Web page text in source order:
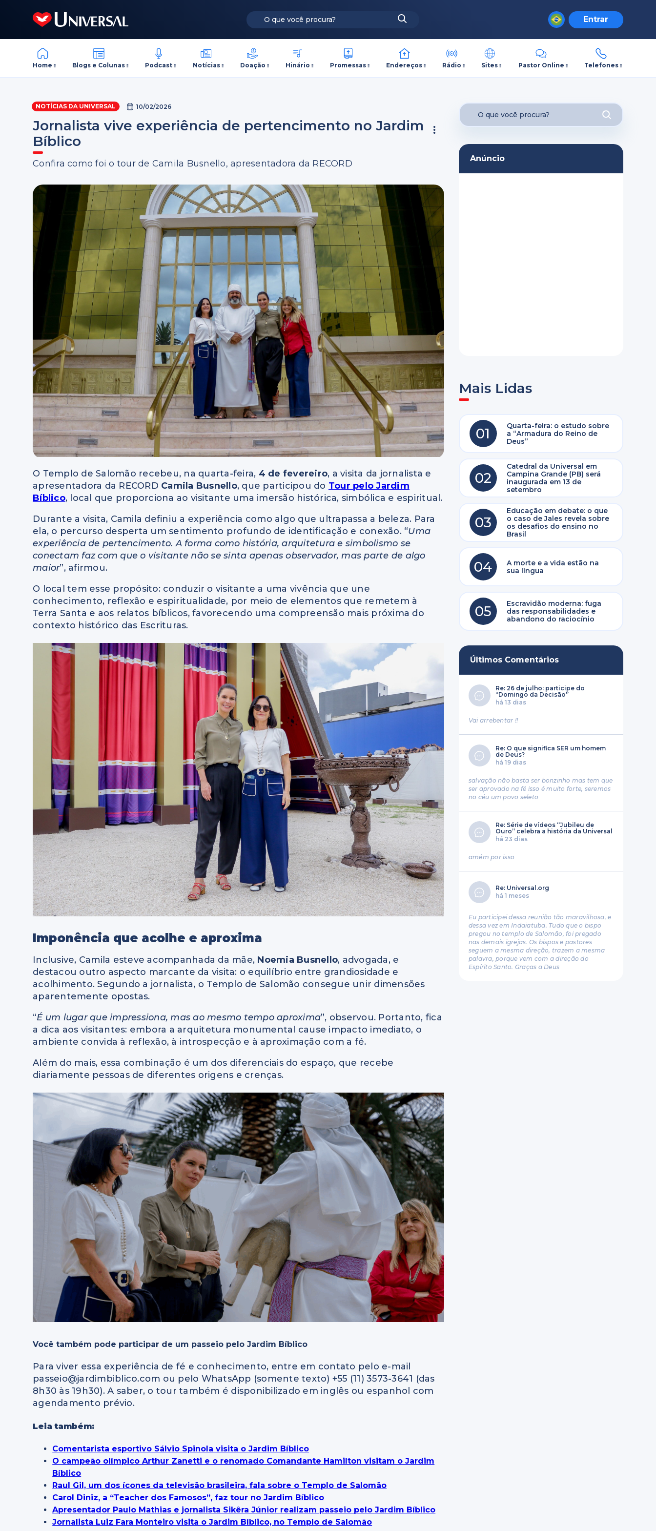
Entrar
Home Blogs e Colunas Podcast Notícias Doação Hinário Promessas Endereços Rádio Sites Pastor Online Telefones
NOTÍCIAS DA UNIVERSAL 10/02/2026
Jornalista vive experiência de pertencimento no Jardim
Bíblico
Confira como foi o tour de Camila Busnello, apresentadora da RECORD
O Templo de Salomão recebeu, na quarta-feira, 4 de fevereiro, a visita da jornalista e
apresentadora da RECORD Camila Busnello, que participou do Tour pelo Jardim
Bíblico, local que proporciona ao visitante uma imersão histórica, simbólica e espiritual.
Durante a visita, Camila definiu a experiência como algo que ultrapassa a beleza. Para
ela, o percurso desperta um sentimento profundo de identificação e conexão. “Uma
experiência de pertencimento. A forma como história, arquitetura e simbolismo se
conectam faz com que o visitante não se sinta apenas observador, mas parte de algo
maior”, afirmou.
O local tem esse propósito: conduzir o visitante a uma vivência que une
conhecimento, reflexão e espiritualidade, por meio de elementos que remetem à
Terra Santa e aos relatos bíblicos, favorecendo uma compreensão mais próxima do
contexto histórico das Escrituras.
Imponência que acolhe e aproxima
Inclusive, Camila esteve acompanhada da mãe, Noemia Busnello, advogada, e
destacou outro aspecto marcante da visita: o equilíbrio entre grandiosidade e
acolhimento. Segundo a jornalista, o Templo de Salomão consegue unir dimensões
aparentemente opostas.
“É um lugar que impressiona, mas ao mesmo tempo aproxima”, observou. Portanto, fica
a dica aos visitantes: embora a arquitetura monumental cause impacto imediato, o
ambiente convida à reflexão, à introspecção e à aproximação com a fé.
Além do mais, essa combinação é um dos diferenciais do espaço, que recebe
diariamente pessoas de diferentes origens e crenças.
Você também pode participar de um passeio pelo Jardim Bíblico
Para viver essa experiência de fé e conhecimento, entre em contato pelo e-mail
passeio@jardimbiblico.com ou pelo WhatsApp (somente texto) +55 (11) 3573-3641 (das
8h30 às 19h30). A saber, o tour também é disponibilizado em inglês ou espanhol com
agendamento prévio.
Leia também:
Comentarista esportivo Sálvio Spinola visita o Jardim Bíblico
O campeão olímpico Arthur Zanetti e o renomado Comandante Hamilton visitam o Jardim
Bíblico
Raul Gil, um dos ícones da televisão brasileira, fala sobre o Templo de Salomão
Carol Diniz, a “Teacher dos Famosos”, faz tour no Jardim Bíblico
Apresentador Paulo Mathias e jornalista Sikêra Júnior realizam passeio pelo Jardim Bíblico
Jornalista Luiz Fara Monteiro visita o Jardim Bíblico, no Templo de Salomão
Anúncio
Mais Lidas
01
Quarta-feira: o estudo sobre
a “Armadura do Reino de
Deus”
02
Catedral da Universal em
Campina Grande (PB) será
inaugurada em 13 de
setembro
03
Educação em debate: o que
o caso de Jales revela sobre
os desafios do ensino no
Brasil
04
A morte e a vida estão na
sua língua
05
Escravidão moderna: fuga
das responsabilidades e
abandono do raciocínio
Últimos Comentários
Re: 26 de julho: participe do
“Domingo da Decisão”
há 13 dias
Vai arrebentar !!
Re: O que significa SER um homem
de Deus?
há 19 dias
salvação não basta ser bonzinho mas tem que
ser aprovado na fé isso é muito forte, seremos
no céu um povo seleto
Re: Série de vídeos “Jubileu de
Ouro” celebra a história da Universal
há 23 dias
amém por isso
Re: Universal.org
há 1 meses
Eu participei dessa reunião tão maravilhosa, e
dessa vez em Indaiatuba. Tudo que o bispo
pregou no templo de Salomão, foi pregado
nas demais igrejas. Os bispos e pastores
seguem a mesma direção, trazem a mesma
palavra, porque vem com a direção do
Espírito Santo. Graças a Deus